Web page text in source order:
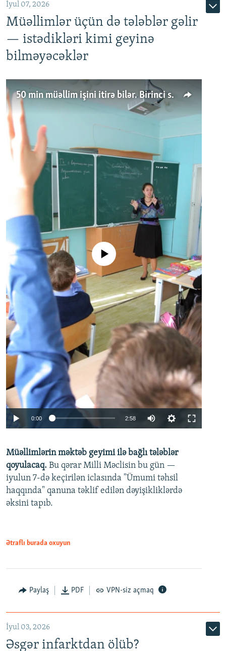
İyul 07, 2026
Müəllimlər üçün də tələblər gəlir
— istədikləri kimi geyinə
bilməyəcəklər
50 min müəllim işini itirə bilər. Birinci sinfə gedənlər azalır
Auto 240p 360p 480p
720p 1080p
No media source currently available
0:00 2:58
360p
480p
720p
Müəllimlərin məktəb geyimi ilə bağlı tələblər
qoyulacaq. Bu qərar Milli Məclisin bu gün —
iyulun 7-də keçirilən iclasında "Ümumi təhsil
haqqında" qanuna təklif edilən dəyişikliklərdə
əksini tapıb.
Ətraflı burada oxuyun
Paylaş PDF VPN-siz açmaq
İyul 03, 2026
Əsgər infarktdan ölüb?